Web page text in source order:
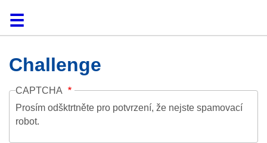
DomůKolekce
Prohlížení
Vyhledávání
O platformě
Nápověda
KontaktDigitalia
Challenge
CAPTCHA
Prosím odšktrtněte pro potvrzení, že nejste spamovací
robot.